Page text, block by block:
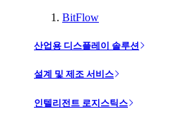
BitFlow
산업용 디스플레이 솔루션
설계 및 제조 서비스
인텔리전트 로지스틱스